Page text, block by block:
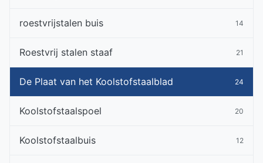
roestvrijstalen buis 14
Roestvrij stalen staaf 21
De Plaat van het Koolstofstaalblad 24
Koolstofstaalspoel 20
Koolstofstaalbuis 12